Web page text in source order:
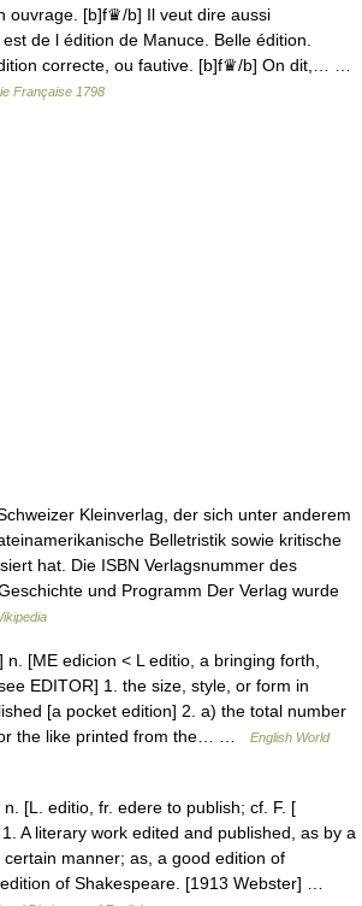
ouvrage. [b]f♛/b] Il veut dire aussi
de l édition de Manuce. Belle édition.
correcte, ou fautive. [b]f♛/b] On dit,… …
Française 1798
Kleinverlag, der sich unter anderem
Belletristik sowie kritische
hat. Die ISBN Verlagsnummer des
und Programm Der Verlag wurde
n. [ME edicion < L editio, a bringing forth,
EDITOR] 1. the size, style, or form in
[a pocket edition] 2. a) the total number
the like printed from the… …
English World
[L. editio, fr. edere to publish; cf. F. [
A literary work edited and published, as by a
manner; as, a good edition of
of Shakespeare. [1913 Webster] …